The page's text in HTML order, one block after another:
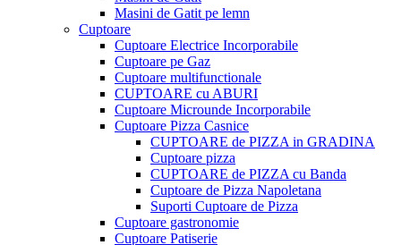
Masini de Gatit pe lemn
Cuptoare
Cuptoare Electrice Incorporabile
Cuptoare pe Gaz
Cuptoare multifunctionale
CUPTOARE cu ABURI
Cuptoare Microunde Incorporabile
Cuptoare Pizza Casnice
CUPTOARE de PIZZA in GRADINA
Cuptoare pizza
CUPTOARE de PIZZA cu Banda
Cuptoare de Pizza Napoletana
Suporti Cuptoare de Pizza
Cuptoare gastronomie
Cuptoare Patiserie